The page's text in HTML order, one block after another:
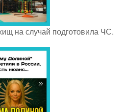
на случай подготовила ЧС.